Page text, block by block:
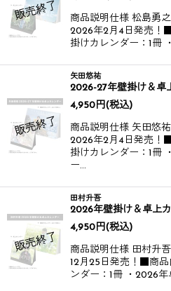
商品説明仕様 松島勇
2026年2月4日発売！​
掛けカレンダー：1冊
矢田悠祐
2026-27年壁掛け＆卓
4,950 円(税込)
商品説明仕様 矢田悠
2026年2月4日発売！​
掛けカレンダー：1冊
ー…
田村升吾
2026年壁掛け＆卓上
4,950 円(税込)
商品説明仕様 田村升
12月25日発売！​ ■商
ンダー：1冊 ・2026